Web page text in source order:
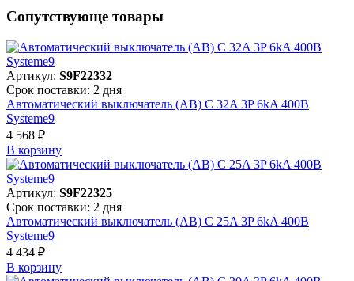
Сопутствующе товары
Артикул: S9F22332
Срок поставки: 2 дня
Автоматический выключатель (АВ) C 32A 3P 6kA 400В
Systeme9
4 568 ₽
В корзинy
Артикул: S9F22325
Срок поставки: 2 дня
Автоматический выключатель (АВ) C 25A 3P 6kA 400В
Systeme9
4 434 ₽
В корзинy